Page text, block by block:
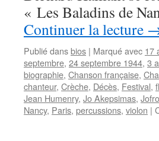
« Les Baladins de
Continuer la lecture
Publié dansbios | Marqué avec 17
septembre, 24 septembre 1944, 3
biographie, Chanson française,
chanteur, Crèche, Décès, Festival,
Jean Humenry, Jo Akepsimas,
Nancy, Paris, percussions, violon |